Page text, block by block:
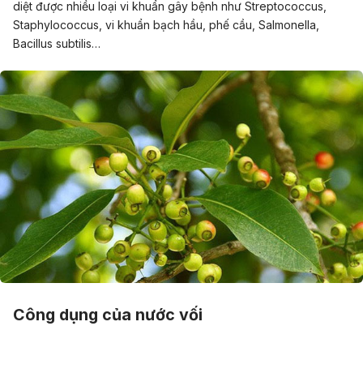
diệt được nhiều loại vi khuẩn gây bệnh như Streptococcus,
Staphylococcus, vi khuẩn bạch hầu, phế cầu, Salmonella,
Bacillus subtilis…
Công dụng của nước vối